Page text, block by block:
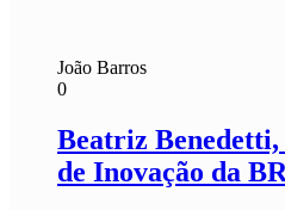
João Barros
0
Beatriz
de Inovação da